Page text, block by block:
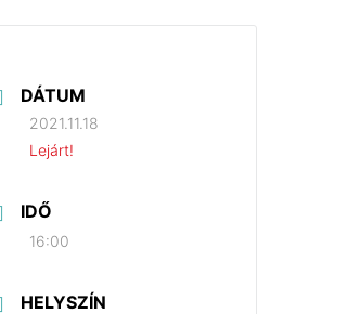
DÁTUM
2021.11.18
Lejárt!
IDŐ
16:00
HELYSZÍN